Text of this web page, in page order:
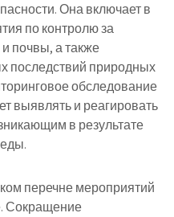
Она включает в
по контролю за
почвы, а также
последствий природных
обследование
выявлять и реагировать
в результате
перечне мероприятий
Сокращение